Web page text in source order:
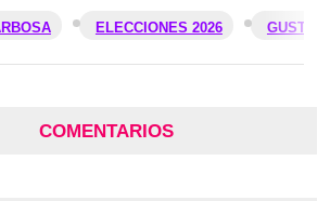
ELECCIONES 2026
COMENTARIOS